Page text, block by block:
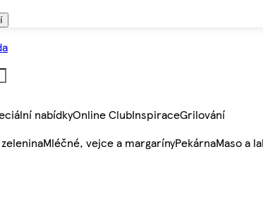
nabídkyOnline ClubInspiraceGrilování
Mléčné, vejce a margarínyPekárnaMaso a